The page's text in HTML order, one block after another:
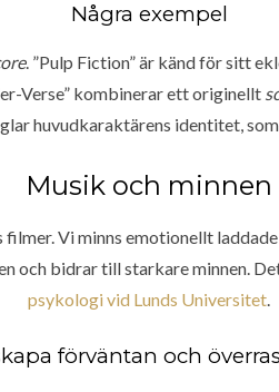
Några exempel
. ”Pulp Fiction” är känd för sitt
Verse” kombinerar ett originellt
huvudkaraktärens identitet, som
Musik och minnen
filmer. Vi minns emotionellt
och bidrar till starkare minnen.
psykologi vid Lunds Universitet.
förväntan och